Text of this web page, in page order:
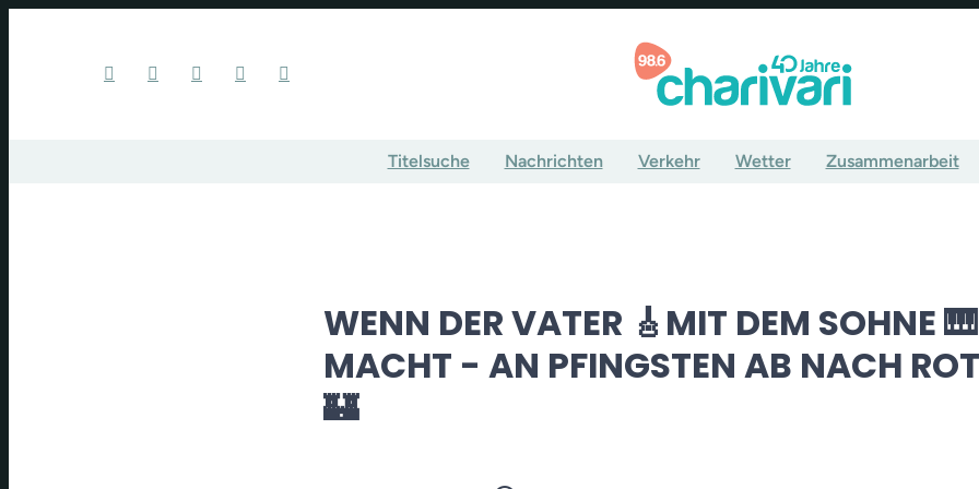
Titelsuche Nachrichten Verkehr Wetter Zusammenarbeit
WENN DER VATER 🎸MIT DEM SOHNE
MACHT - AN PFINGSTEN AB NACH
🏰